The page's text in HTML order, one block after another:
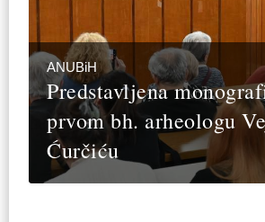
ANUBiH
Predstavljena
prvom bh. arheologu
Ćurčiću